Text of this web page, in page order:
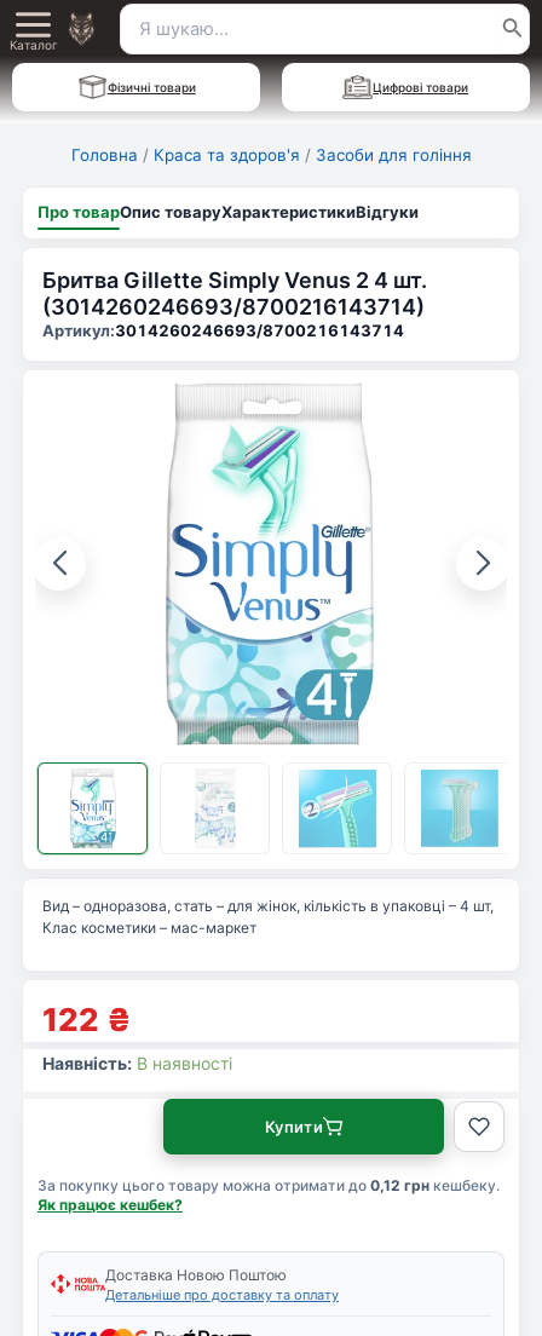
Перейти
до
вмісту
Main
Menu
Каталог
Пошук
для:
Фізичні товари Цифрові товари
Головна / Краса та здоров'я / Засоби для гоління
Про товарОпис товаруХарактеристикиВідгуки
Бритва Gillette Simply Venus 2 4 шт.
(3014260246693/8700216143714)
Артикул:3014260246693/8700216143714
122 ₴
Вид – одноразова, стать – для жінок, кількість в упаковці – 4 шт,
Клас косметики – мас-маркет
Наявність: В наявності
За покупку цього товару можна отримати до 0,12 грн кешбеку.
Як працює кешбек?
Купити
Доставка Новою Поштою
Детальніше про доставку та оплату